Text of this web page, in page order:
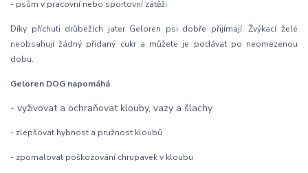
- psům v pracovní nebo sportovní zátěži
Díky příchuti drůbežích jater Geloren psi dobře přijímají. Žvýkací želé
neobsahují žádný přidaný cukr a můžete je podávat po neomezenou
dobu.
Geloren DOG napomáhá
- vyživovat a ochraňovat klouby, vazy a šlachy
- zlepšovat hybnost a pružnost kloubů
- zpomalovat poškozování chrupavek v kloubu